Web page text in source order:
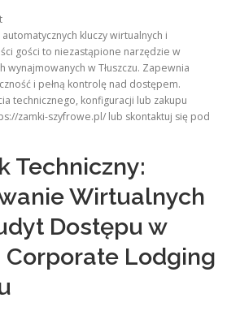
kluczy wirtualnych i
gości to niezastąpione narzędzie w
wynajmowanych w Tłuszczu. Zapewnia
i pełną kontrolę nad dostępem.
technicznego, konfiguracji lub zakupu
zamki-szyfrowe.pl/ lub skontaktuj się pod
Techniczny:
Wirtualnych
Dostępu w
Corporate Lodging